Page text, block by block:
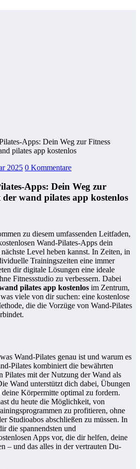
Apps: Dein Weg zur Fitness
pilates app kostenlos
2025 0 Kommentare
Apps: Dein Weg zur
der wand pilates app kostenlos
zu diesem umfassenden Leitfaden,
Wand-Pilates-Apps dein
Level heben kannst. In Zeiten, in
Trainingszeiten eine immer
dir digitale Lösungen eine ideale
Fitnessstudio zu verbessern. Dabei
pilates app kostenlos im Zentrum,
viele von dir suchen: eine kostenlose
die die Vorzüge von Wand-Pilates
Wand-Pilates genau ist und warum es
Pilates kombiniert die bewährten
Pilates mit der Nutzung der Wand als
Wand unterstützt dich dabei, Übungen
deine Körpermitte optimal zu fordern.
du heute die Möglichkeit, von
zu profitieren, ohne
Studioabos abschließen zu müssen. In
die spannendsten und
Apps vor, die dir helfen, deine
– und das alles in der vertrauten Du-